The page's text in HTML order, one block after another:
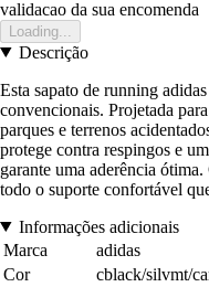
validacao da sua encomenda
Loading...
Descrição
Esta sapato de running
convencionais. Projetada
parques e terrenos
protege contra respingos e
garante uma aderência
todo o suporte confortável
Informações adicionais
Marca
adidas
Cor
cblack/silvmt/